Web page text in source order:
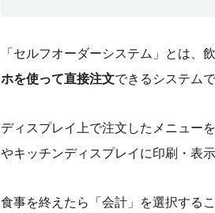
「セルフオーダーシステム」とは、
ホを使って直接注文できるシステムで
ディスプレイ上で注文したメニュー
やキッチンディスプレイに印刷・表
食事を終えたら「会計」を選択する